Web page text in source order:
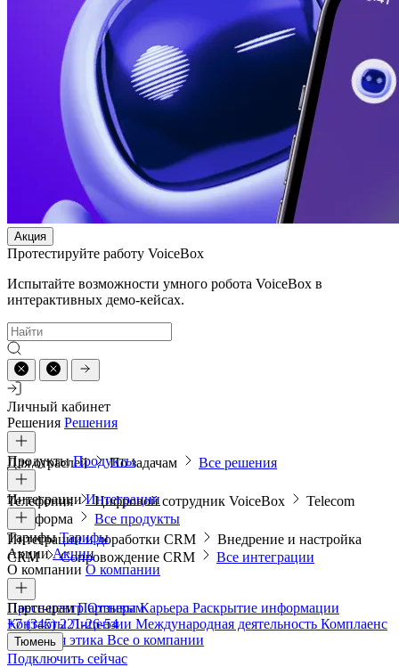
Акция
Протестируйте работу VoiceBox
Испытайте возможности умного робота VoiceBox в
интерактивных демо-кейсах.
Личный кабинет
Решения Решения
Для отраслей По задачам Все решения
ПродуктыПродукты
Телефония Цифровой сотрудник VoiceBox
Telecom
платформа
Все продукты
ИнтеграцииИнтеграции
Интеграции и доработки CRM
Внедрение и настройка
CRM
Сопровождение CRM Все интеграции
ТарифыТарифы
АкцииАкции
О компании О компании
Пресс-центрОтзывыКарьера Раскрытие информации
КонтактыЛицензии Международная деятельность Комплаенс
и деловая этика Все о компании
ПартнерамПартнерам
+7 (345) 221-26-54
Тюмень
Подключить сейчас